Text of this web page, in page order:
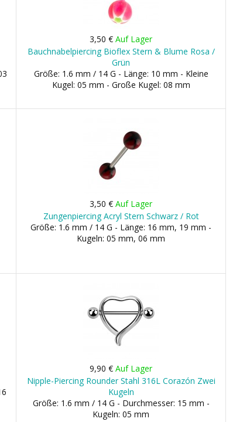
3,50 €Auf Lager
Bauchnabelpiercing Bioflex Stern & Blume Rosa /
Grün
Größe: 1.6 mm / 14 G - Länge: 10 mm - Kleine
Kugel: 05 mm - Große Kugel: 08 mm
3,50 €Auf Lager
Zungenpiercing Acryl Stern Schwarz / Rot
Größe: 1.6 mm / 14 G - Länge: 16 mm, 19 mm -
Kugeln: 05 mm, 06 mm
9,90 €Auf Lager
Nipple-Piercing Rounder Stahl 316L Corazón Zwei
Kugeln
Größe: 1.6 mm / 14 G - Durchmesser: 15 mm -
Kugeln: 05 mm